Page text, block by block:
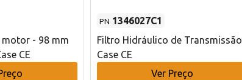
- 98 mm
CE
PN 1346027C1
Filtro Hidráulico de Transmissão
Case CE
Ver Preço